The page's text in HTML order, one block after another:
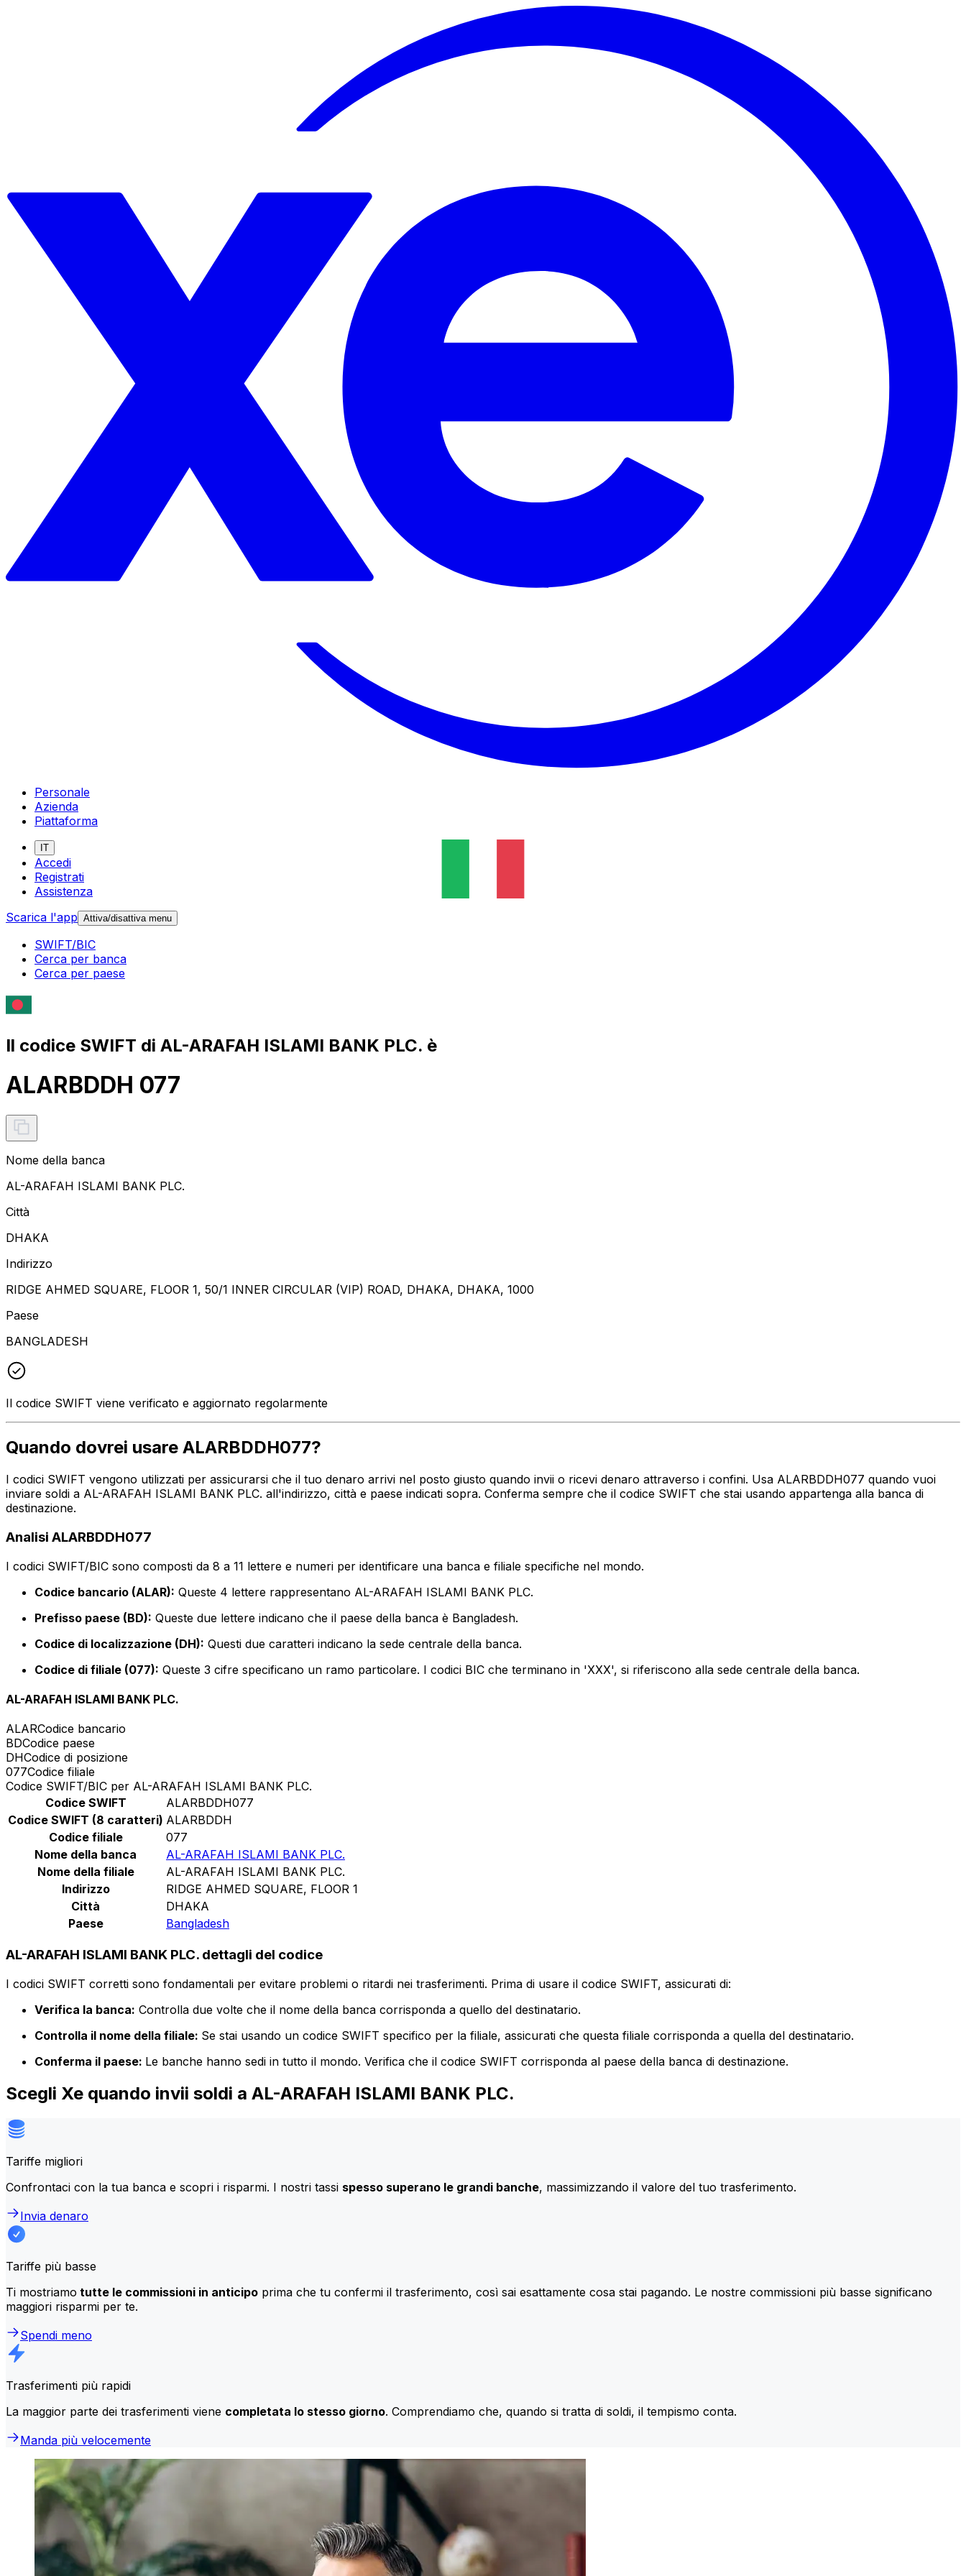
Personale
Azienda
Piattaforma
IT
Accedi
Registrati
Assistenza
Scarica l'app Attiva/disattiva menu
SWIFT/BIC
Cerca per banca
Cerca per paese
Il codice SWIFT di AL-ARAFAH ISLAMI BANK PLC. è
ALARBDDH 077
Nome della banca
AL-ARAFAH ISLAMI BANK PLC.
Città
DHAKA
Indirizzo
RIDGE AHMED SQUARE, FLOOR 1, 50/1 INNER CIRCULAR (VIP) ROAD, DHAKA, DHAKA, 1000
Paese
BANGLADESH
Il codice SWIFT viene verificato e aggiornato regolarmente
Quando dovrei usare ALARBDDH077?
I codici SWIFT vengono utilizzati per assicurarsi che il tuo denaro arrivi nel posto giusto quando invii o ricevi denaro attraverso i confini. Usa ALARBDDH077 quando vuoi
inviare soldi a AL-ARAFAH ISLAMI BANK PLC. all'indirizzo, città e paese indicati sopra. Conferma sempre che il codice SWIFT che stai usando appartenga alla banca di
destinazione.
Analisi ALARBDDH077
I codici SWIFT/BIC sono composti da 8 a 11 lettere e numeri per identificare una banca e filiale specifiche nel mondo.
Codice bancario (ALAR): Queste 4 lettere rappresentano AL-ARAFAH ISLAMI BANK PLC.
Prefisso paese (BD): Queste due lettere indicano che il paese della banca è Bangladesh.
Codice di localizzazione (DH): Questi due caratteri indicano la sede centrale della banca.
Codice di filiale (077): Queste 3 cifre specificano un ramo particolare. I codici BIC che terminano in 'XXX', si riferiscono alla sede centrale della banca.
AL-ARAFAH ISLAMI BANK PLC.
ALARCodice bancario
BDCodice paese
DHCodice di posizione
077Codice filiale
Codice SWIFT/BIC per AL-ARAFAH ISLAMI BANK PLC.
Codice SWIFT
ALARBDDH077
Codice SWIFT (8 caratteri) ALARBDDH
Codice filiale
077
Nome della banca
AL-ARAFAH ISLAMI BANK PLC.
Nome della filiale
AL-ARAFAH ISLAMI BANK PLC.
Indirizzo
RIDGE AHMED SQUARE, FLOOR 1
Città
DHAKA
Paese
Bangladesh
AL-ARAFAH ISLAMI BANK PLC. dettagli del codice
I codici SWIFT corretti sono fondamentali per evitare problemi o ritardi nei trasferimenti. Prima di usare il codice SWIFT, assicurati di:
Verifica la banca: Controlla due volte che il nome della banca corrisponda a quello del destinatario.
Controlla il nome della filiale: Se stai usando un codice SWIFT specifico per la filiale, assicurati che questa filiale corrisponda a quella del destinatario.
Conferma il paese: Le banche hanno sedi in tutto il mondo. Verifica che il codice SWIFT corrisponda al paese della banca di destinazione.
Scegli Xe quando invii soldi a AL-ARAFAH ISLAMI BANK PLC.
Tariffe migliori
Confrontaci con la tua banca e scopri i risparmi. I nostri tassi spesso superano le grandi banche, massimizzando il valore del tuo trasferimento.
Invia denaro
Tariffe più basse
Ti mostriamo tutte le commissioni in anticipo prima che tu confermi il trasferimento, così sai esattamente cosa stai pagando. Le nostre commissioni più basse significano
maggiori risparmi per te.
Spendi meno
Trasferimenti più rapidi
La maggior parte dei trasferimenti viene completata lo stesso giorno. Comprendiamo che, quando si tratta di soldi, il tempismo conta.
Manda più velocemente